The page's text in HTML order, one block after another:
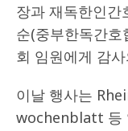
장과 재독한인간
순(중부한독간호
회 임원에게 감
이날 행사는
wochenblatt 등